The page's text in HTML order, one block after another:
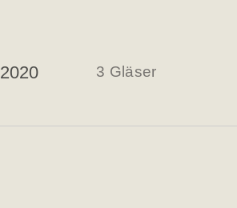
2020 3 Gläser